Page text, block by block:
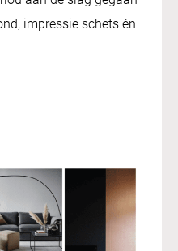
impressie schets én